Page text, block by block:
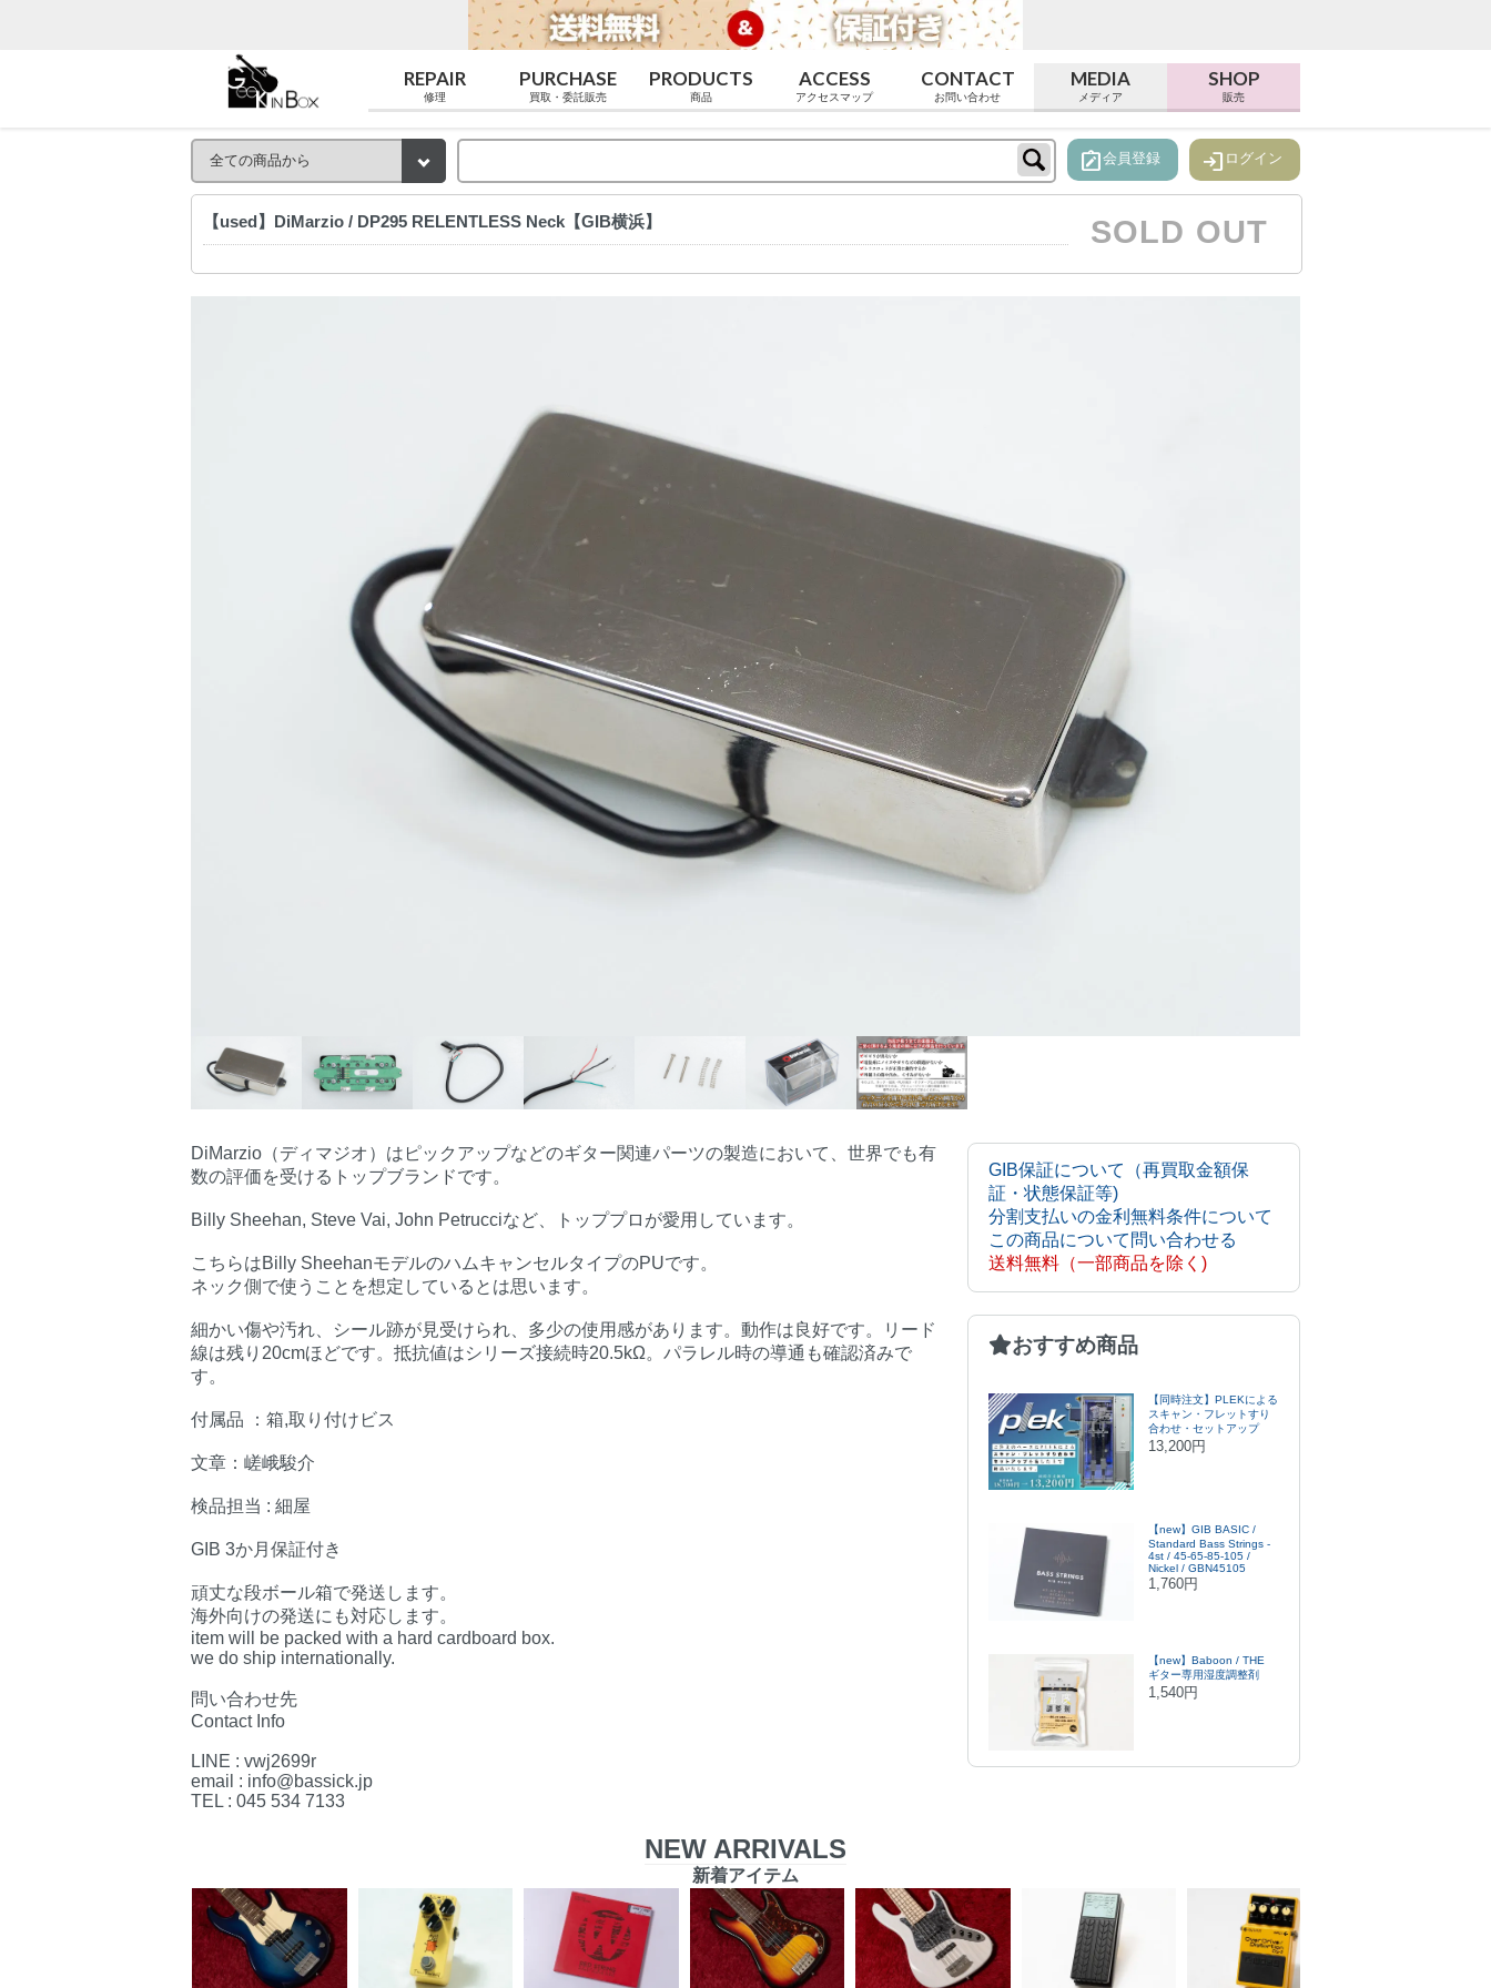
REPAIR
修理
PURCHASE
買取・委託販売
PRODUCTS
商品
ACCESS
アクセスマップ
CONTACT
お問い合わせ
MEDIA
メディア
SHOP
販売
note_alt会員登録 login ログイン
【used】DiMarzio / DP295 RELENTLESS Neck【GIB横浜】 SOLD OUT
DiMarzio（ディマジオ）はピックアップなどのギター関連パーツの製造において、世界でも有
数の評価を受けるトップブランドです。
Billy Sheehan, Steve Vai, John Petrucciなど、トッププロが愛用しています。
こちらはBilly SheehanモデルのハムキャンセルタイプのPUです。
ネック側で使うことを想定しているとは思います。
細かい傷や汚れ、シール跡が見受けられ、多少の使用感があります。動作は良好です。リード
線は残り20cmほどです。抵抗値はシリーズ接続時20.5kΩ。パラレル時の導通も確認済みで
す。
付属品 ：箱,取り付けビス
文章：嵯峨駿介
検品担当 : 細屋
GIB 3か月保証付き
頑丈な段ボール箱で発送します。
海外向けの発送にも対応します。
item will be packed with a hard cardboard box.
we do ship internationally.
問い合わせ先
Contact Info
LINE : vwj2699r
email : info@bassick.jp
TEL : 045 534 7133
GIB保証について（再買取金額保
証・状態保証等)
分割支払いの金利無料条件について
この商品について問い合わせる
送料無料（一部商品を除く)
おすすめ商品
【同時注文】PLEKによる
スキャン・フレットすり
合わせ・セットアップ
13,200円
【new】GIB BASIC /
Standard Bass Strings -
4st / 45-65-85-105 /
Nickel / GBN45105
1,760円
【new】Baboon / THE
ギター専用湿度調整剤
1,540円
NEW ARRIVALS
新着アイテム